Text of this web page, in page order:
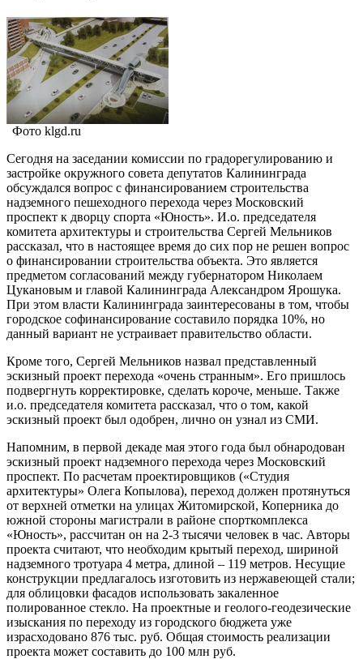
Фото klgd.ru
Сегодня на заседании комиссии по градорегулированию и
застройке окружного совета депутатов Калининграда
обсуждался вопрос с финансированием строительства
надземного пешеходного перехода через Московский
проспект к дворцу спорта «Юность». И.о. председателя
комитета архитектуры и строительства Сергей Мельников
рассказал, что в настоящее время до сих пор не решен вопрос
о финансировании строительства объекта. Это является
предметом согласований между губернатором Николаем
Цукановым и главой Калининграда Александром Ярошука.
При этом власти Калининграда заинтересованы в том, чтобы
городское софинансирование составило порядка 10%, но
данный вариант не устраивает правительство области.
Кроме того, Сергей Мельников назвал представленный
эскизный проект перехода «очень странным». Его пришлось
подвергнуть корректировке, сделать короче, меньше. Также
и.о. председателя комитета рассказал, что о том, какой
эскизный проект был одобрен, лично он узнал из СМИ.
Напомним, в первой декаде мая этого года был обнародован
эскизный проект надземного перехода через Московский
проспект. По расчетам проектировщиков («Студия
архитектуры» Олега Копылова), переход должен протянуться
от верхней отметки на улицах Житомирской, Коперника до
южной стороны магистрали в районе спорткомплекса
«Юность», рассчитан он на 2-3 тысячи человек в час. Авторы
проекта считают, что необходим крытый переход, шириной
надземного тротуара 4 метра, длиной – 119 метров. Несущие
конструкции предлагалось изготовить из нержавеющей стали;
для облицовки фасадов использовать закаленное
полированное стекло. На проектные и геолого-геодезические
изыскания по переходу из городского бюджета уже
израсходовано 876 тыс. руб. Общая стоимость реализации
проекта может составить до 100 млн руб.